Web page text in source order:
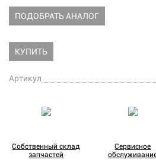
ПОДОБРАТЬ АНАЛОГ
КУПИТЬ
Артикул
Собственный склад
запчастей
Сервисное